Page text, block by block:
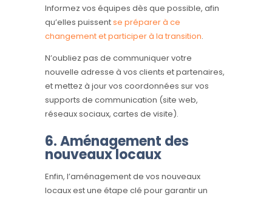
Informez vos équipes dès que possible, afin
qu’elles puissentse préparer à ce
changement et participer à la transition.
N’oubliez pas de communiquer votre
nouvelle adresse à vos clients et partenaires,
et mettez à jour vos coordonnées sur vos
supports de communication (site web,
réseaux sociaux, cartes de visite).
6. Aménagement des
nouveaux locaux
Enfin, l’aménagement de vos nouveaux
locaux est une étape clé pour garantir un